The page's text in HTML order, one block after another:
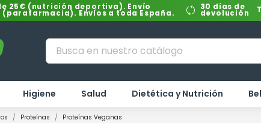
25€ (nutrición deportiva). Envío
Envíos a toda España.
30 días de
devolución
Higiene Salud Dietética y Nutrición
Proteínas Proteínas Veganas